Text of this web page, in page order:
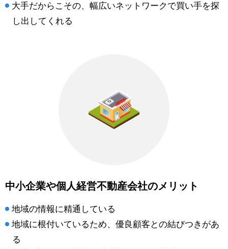
大手だからこその、幅広いネットワークで買い手を探
し出してくれる
中小企業や個人経営不動産会社のメリット
地域の情報に精通している
地域に根付いているため、優良顧客との結びつきがあ
る